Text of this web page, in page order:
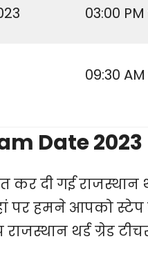
03:00
09:30
Date 2023
कर दी गई राजस्थान
पर हमने आपको स्टेप
थर्ड ग्रेड